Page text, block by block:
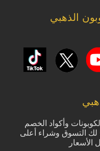
الذهبي
وأكواد الخصم
لك التسوق وشراء أعلى
الأسعار